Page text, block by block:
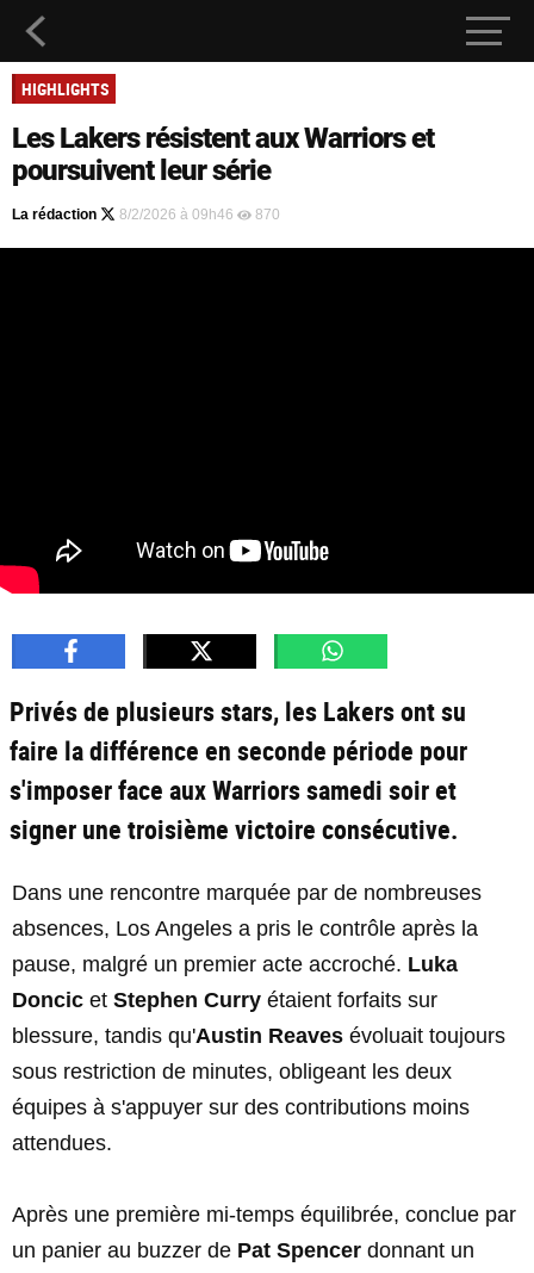
HIGHLIGHTS
Les Lakers résistent aux Warriors et
poursuivent leur série
La rédaction 8/2/2026 à 09h46 870
Privés de plusieurs stars, les Lakers ont su
faire la différence en seconde période pour
s'imposer face aux Warriors samedi soir et
signer une troisième victoire consécutive.
Dans une rencontre marquée par de nombreuses
absences, Los Angeles a pris le contrôle après la
pause, malgré un premier acte accroché. Luka
Doncic et Stephen Curry étaient forfaits sur
blessure, tandis qu'Austin Reaves évoluait toujours
sous restriction de minutes, obligeant les deux
équipes à s'appuyer sur des contributions moins
attendues.
Après une première mi-temps équilibrée, conclue par
un panier au buzzer de Pat Spencer donnant un